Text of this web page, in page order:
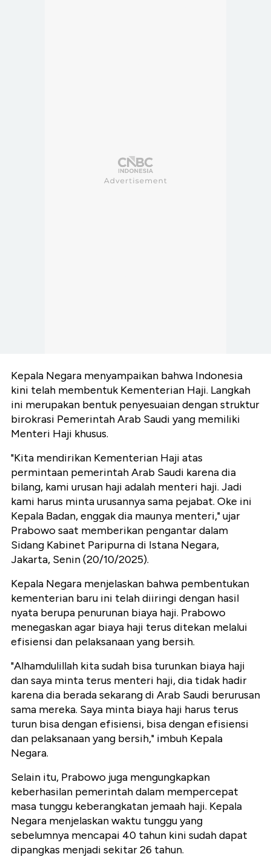
Kepala Negara menyampaikan bahwa Indonesia
kini telah membentuk Kementerian Haji. Langkah
ini merupakan bentuk penyesuaian dengan struktur
birokrasi Pemerintah Arab Saudi yang memiliki
Menteri Haji khusus.
"Kita mendirikan Kementerian Haji atas
permintaan pemerintah Arab Saudi karena dia
bilang, kami urusan haji adalah menteri haji. Jadi
kami harus minta urusannya sama pejabat. Oke ini
Kepala Badan, enggak dia maunya menteri," ujar
Prabowo saat memberikan pengantar dalam
Sidang Kabinet Paripurna di Istana Negara,
Jakarta, Senin (20/10/2025).
Kepala Negara menjelaskan bahwa pembentukan
kementerian baru ini telah diiringi dengan hasil
nyata berupa penurunan biaya haji. Prabowo
menegaskan agar biaya haji terus ditekan melalui
efisiensi dan pelaksanaan yang bersih.
"Alhamdulillah kita sudah bisa turunkan biaya haji
dan saya minta terus menteri haji, dia tidak hadir
karena dia berada sekarang di Arab Saudi berurusan
sama mereka. Saya minta biaya haji harus terus
turun bisa dengan efisiensi, bisa dengan efisiensi
dan pelaksanaan yang bersih," imbuh Kepala
Negara.
Selain itu, Prabowo juga mengungkapkan
keberhasilan pemerintah dalam mempercepat
masa tunggu keberangkatan jemaah haji. Kepala
Negara menjelaskan waktu tunggu yang
sebelumnya mencapai 40 tahun kini sudah dapat
dipangkas menjadi sekitar 26 tahun.